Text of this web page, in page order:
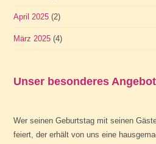
April 2025 (2)
März 2025 (4)
Unser besonderes
Wer seinen Geburtstag mit seinen
feiert, der erhält von uns eine